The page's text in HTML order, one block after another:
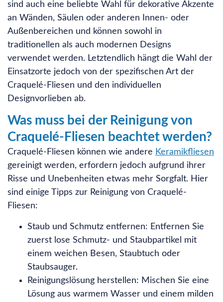
sind auch eine beliebte Wahl für dekorative Akzente
an Wänden, Säulen oder anderen Innen- oder
Außenbereichen und können sowohl in
traditionellen als auch modernen Designs
verwendet werden. Letztendlich hängt die Wahl der
Einsatzorte jedoch von der spezifischen Art der
Craquelé-Fliesen und den individuellen
Designvorlieben ab.
Was muss bei der Reinigung von
Craquelé-Fliesen beachtet werden?
Craquelé-Fliesen können wie andere Keramikfliesen
gereinigt werden, erfordern jedoch aufgrund ihrer
Risse und Unebenheiten etwas mehr Sorgfalt. Hier
sind einige Tipps zur Reinigung von Craquelé-
Fliesen:
Staub und Schmutz entfernen: Entfernen Sie
zuerst lose Schmutz- und Staubpartikel mit
einem weichen Besen, Staubtuch oder
Staubsauger.
Reinigungslösung herstellen: Mischen Sie eine
Lösung aus warmem Wasser und einem milden